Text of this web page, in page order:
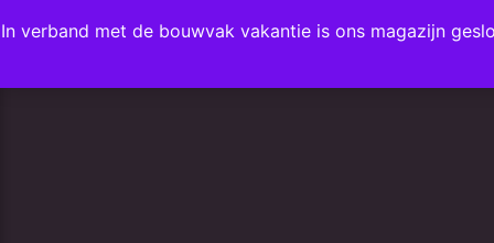
In verband met de bouwvak vakantie is ons magazijn
FAVORIETEN